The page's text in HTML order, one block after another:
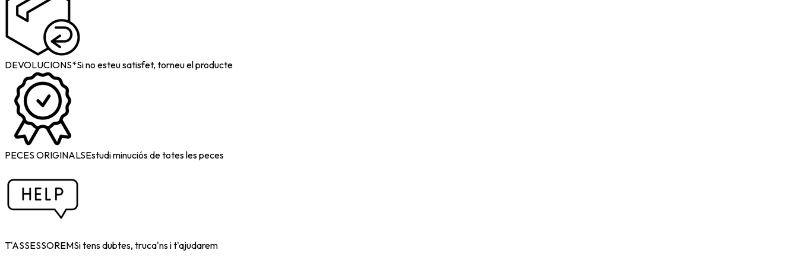
DEVOLUCIONS*Si no esteu satisfet, torneu el producte
PECES ORIGINALSEstudi minuciós de totes les peces
T'ASSESSOREMSi tens dubtes, truca'ns i t'ajudarem